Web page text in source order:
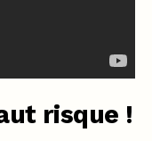
risque !